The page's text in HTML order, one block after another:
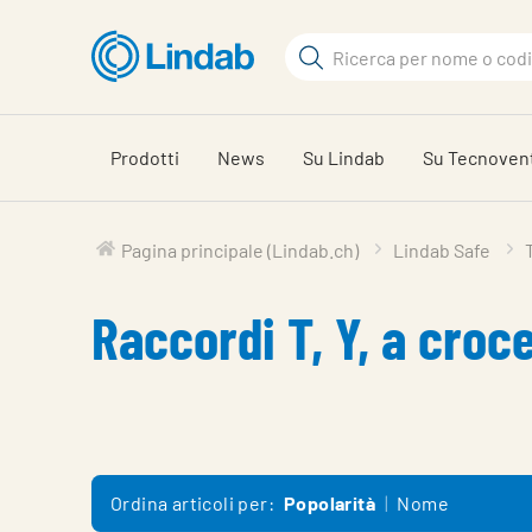
visionare
carrello
Cerca
Prodotti News Su Lindab Su
Pagina principale (Lindab.ch) Lindab Safe
Raccordi T, Y, a
Ordina articoli per: Popolarità Nome